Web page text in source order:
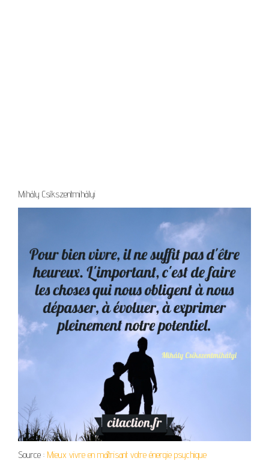
Mihály Csíkszentmihályi
Source : Mieux vivre en maîtrisant votre énergie psychique